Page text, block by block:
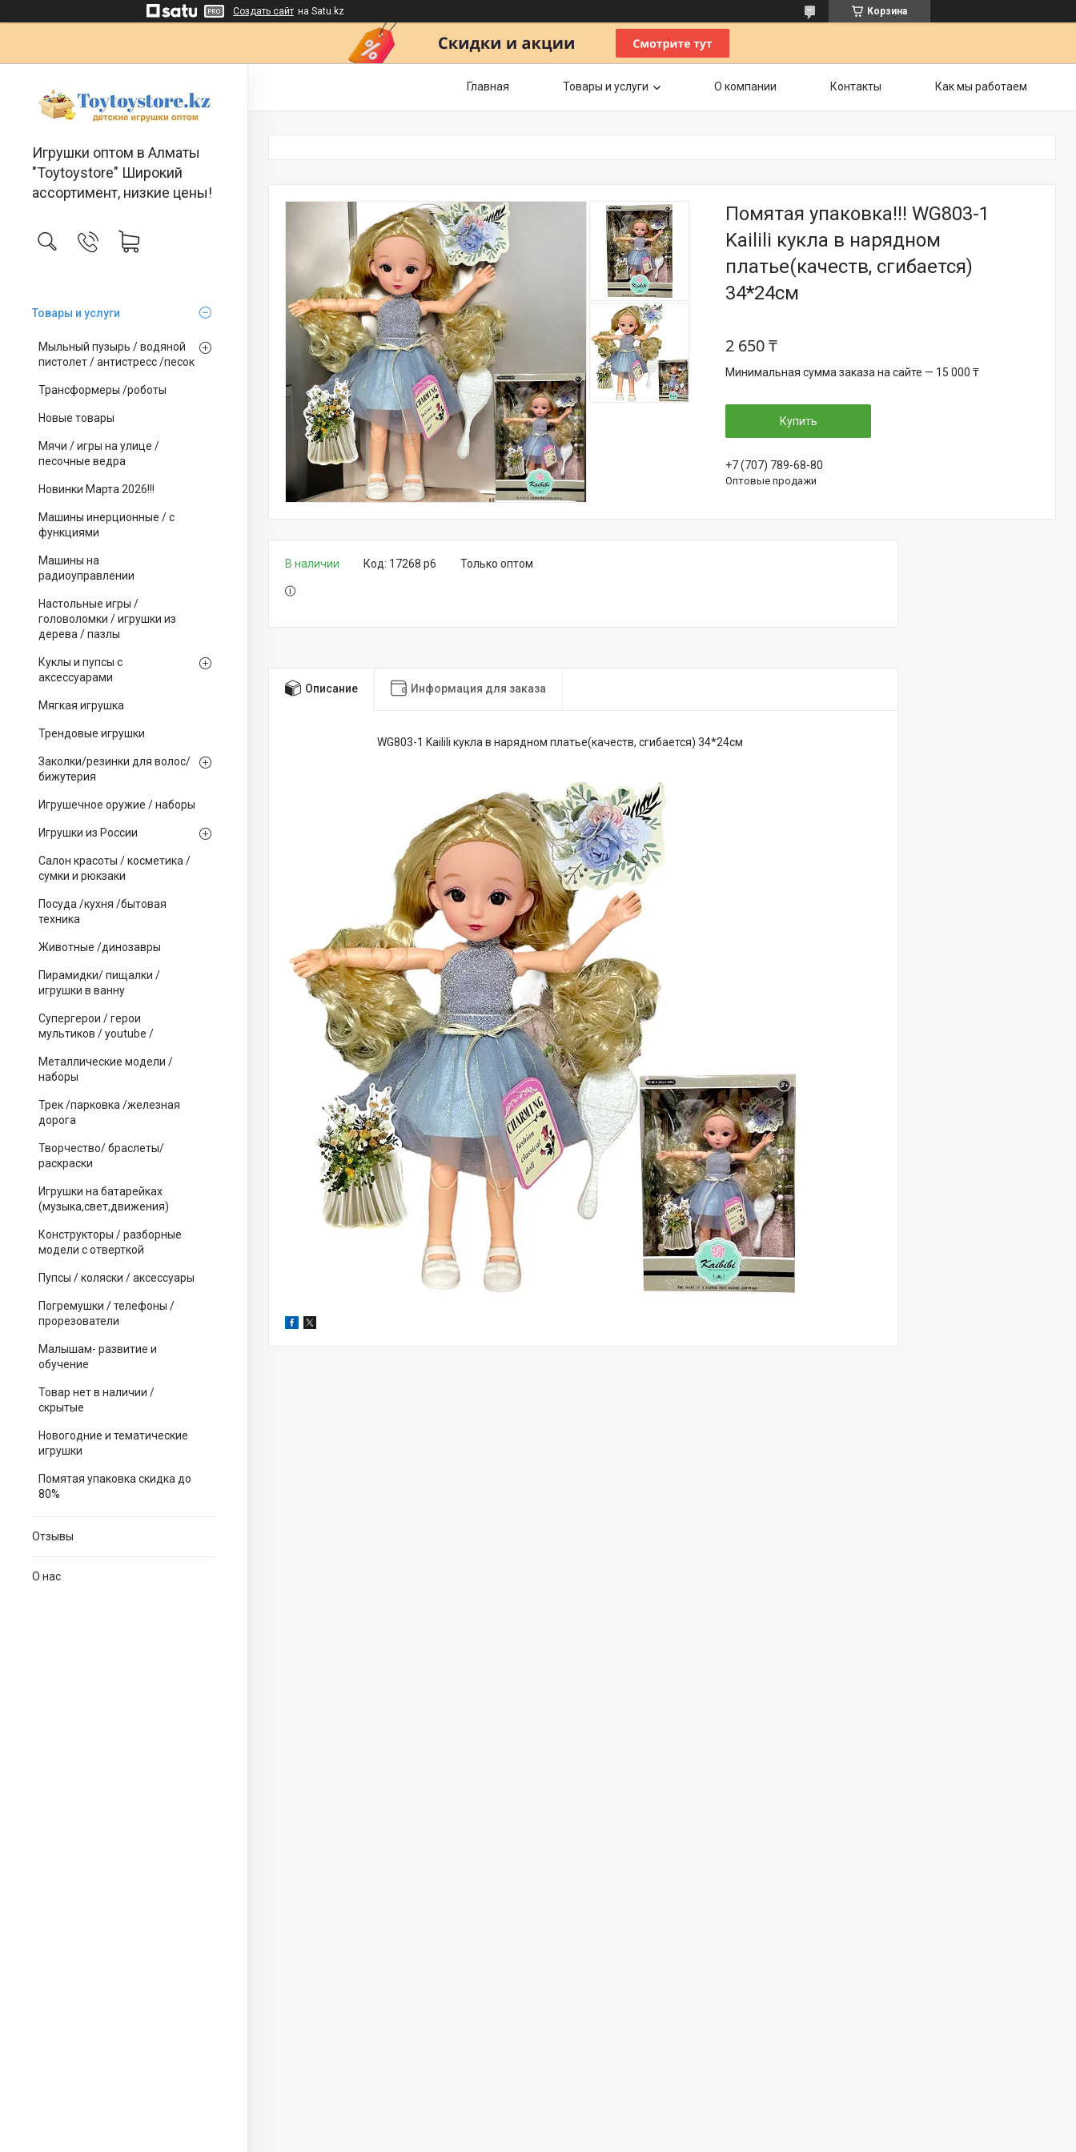
Создать сайт на Satu.kz Корзина
Игрушки оптом в Алматы
"Toytoystore" Широкий
ассортимент, низкие цены!
Товары и услуги
Мыльный пузырь / водяной
пистолет / антистресс /песок
Трансформеры /роботы
Новые товары
Мячи / игры на улице /
песочные ведра
Новинки Марта 2026!!!
Машины инерционные / с
функциями
Машины на
радиоуправлении
Настольные игры /
головоломки / игрушки из
дерева / пазлы
Куклы и пупсы с
аксессуарами
Мягкая игрушка
Трендовые игрушки
Заколки/резинки для волос/
бижутерия
Игрушечное оружие / наборы
Игрушки из России
Салон красоты / косметика /
сумки и рюкзаки
Посуда /кухня /бытовая
техника
Животные /динозавры
Пирамидки/ пищалки /
игрушки в ванну
Супергерои / герои
мультиков / youtube /
Металлические модели /
наборы
Трек /парковка /железная
дорога
Творчество/ браслеты/
раскраски
Игрушки на батарейках
(музыка,свет,движения)
Конструкторы / разборные
модели с отверткой
Пупсы / коляски / аксессуары
Погремушки / телефоны /
прорезователи
Малышам- развитие и
обучение
Товар нет в наличии /
скрытые
Новогодние и тематические
игрушки
Помятая упаковка скидка до
80%
Отзывы
О нас
Главная Товары и услуги О компании Контакты Как мы работаем
Помятая упаковка!!! WG803-1
Kailili кукла в нарядном
платье(качеств, сгибается)
34*24см
2 650 ₸
Минимальная сумма заказа на сайте — 15 000 ₸
Купить
+7 (707) 789-68-80
Оптовые продажи
В наличии Только оптом
Код: 17268 р6
Описание Информация для заказа
WG803-1 Kailili кукла в нарядном платье(качеств, сгибается) 34*24см